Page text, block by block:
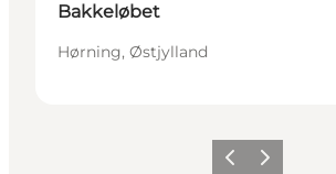
Bakkeløbet
Hørning, Østjylland
Forrige billede
Næste billede